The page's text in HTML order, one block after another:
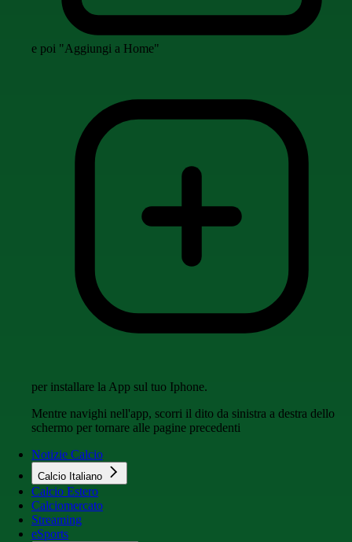
e poi "Aggiungi a Home"
per installare la App sul tuo Iphone.
Mentre navighi nell'app, scorri il dito da sinistra a destra dello
schermo per tornare alle pagine precedenti
Notizie Calcio
Calcio Italiano
Calcio Estero
Calciomercato
Streaming
eSports